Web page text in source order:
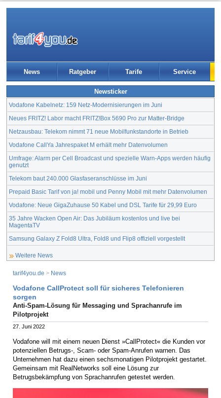
News Ratgeber Tarife Service
Newsticker
Vodafone Kabelnetz: 159 Netz-Modernisierungen im Juni
Neues FRITZ! Labor macht FRITZ!Box 5690 Pro zur Matter-Bridge
Netzausbau: Telekom nimmt 71 neue Mobilfunkstandorte in Betrieb
Vodafone CallYa Jahrespaket M erhält mehr Datenvolumen
Umfrage: Alarm per Cell Broadcast und spezielle Warn-Apps werden häufig
genutzt
Telekom baut 240.000 Glasfaseranschlüsse im Juni
Prepaid Basic Tarif von ja! mobil und Penny Mobil mit mehr Datenvolumen
Vodafone: Neue GigaZuhause 50 Kabel und DSL Tarife für 29,99 Euro
35 Jahre Wacken Open Air: Das Jubiläum kostenlos und live bei
MagentaTV
Samsung Galaxy Z Fold8 Ultra, Fold8 und Flip8 offiziell vorgestellt
Weitere News
tarif4you.de > News
Vodafone CallProtect soll für sicheres Telefonieren
sorgen
Anti-Spam-Lösung für Messaging und Sprachanrufe im
Pilotprojekt
27. Juni 2022
Vodafone will mit einem neuen Dienst »CallProtect« die Kunden vor
potenziellen Betrugs-, Scam- oder Spam-Anrufen warnen. Das
Unternehmen hat dazu einen sechsmonatigen Pilotprojekt gestartet.
Gemeinsam mit RealNetworks soll eine Lösung zur
Betrugsbekämpfung von Sprachanrufen getestet werden.